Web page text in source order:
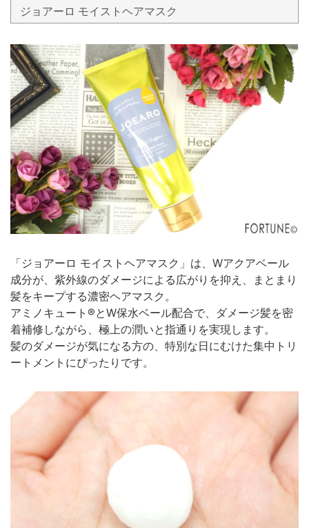
ジョアーロ モイストヘアマスク
「ジョアーロ モイストヘアマスク」は、Wアクアベール
成分が、紫外線のダメージによる広がりを抑え、まとまり
髪をキープする濃密ヘアマスク。
アミノキュート®︎とW保水ベール配合で、ダメージ髪を密
着補修しながら、極上の潤いと指通りを実現します。
髪のダメージが気になる方の、特別な日にむけた集中トリ
ートメントにぴったりです。